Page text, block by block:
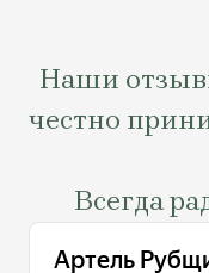
Наши
честно
Всегда